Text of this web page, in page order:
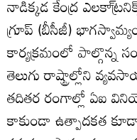
నాడిక్కడ కేంద్ర
గ్రూప్‌ (బీసీజీ)
కార్యక్రమంలో పాల్గొన్న
తెలుగు రాష్ట్రాల్లోని
తదితర రంగాల్లో ఏఐ
కాకుండా ఉత్పాదకత